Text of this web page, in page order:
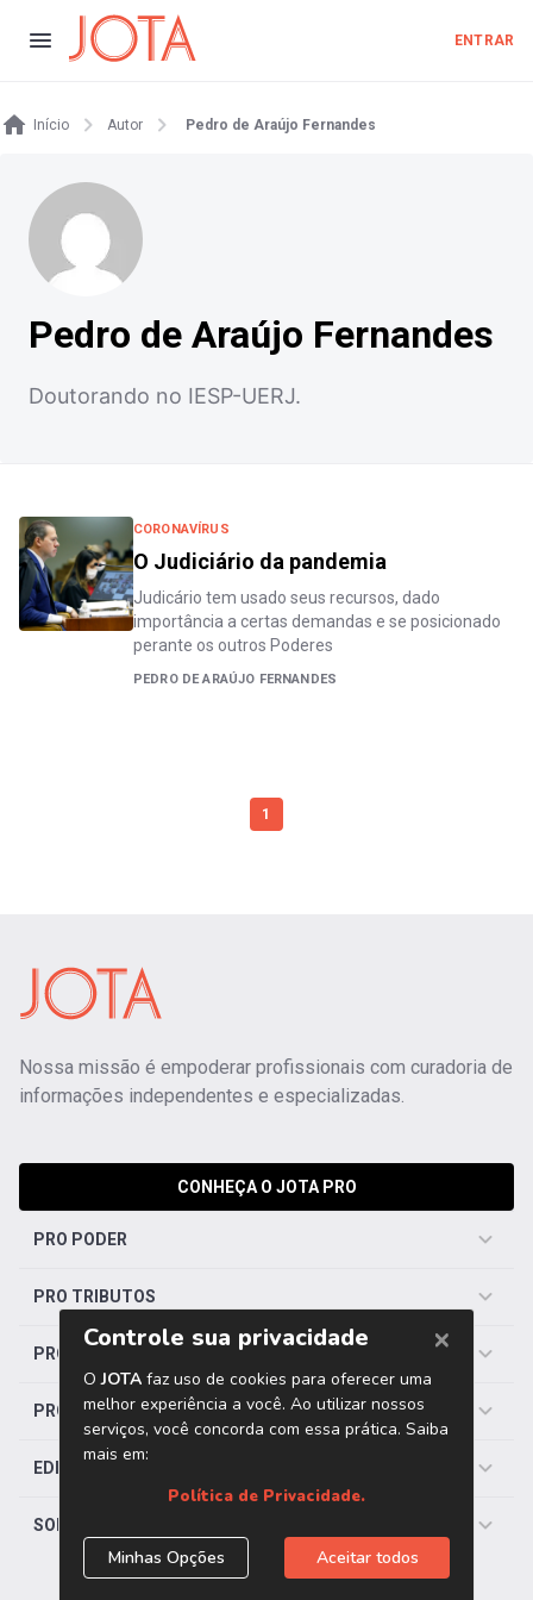
ENTRAR
Início Autor Pedro de Araújo Fernandes
Pedro de Araújo Fernandes
Doutorando no IESP-UERJ.
CORONAVÍRUS
O Judiciário da pandemia
Judicário tem usado seus recursos, dado
importância a certas demandas e se posicionado
perante os outros Poderes
PEDRO DE ARAÚJO FERNANDES
1
Nossa missão é empoderar profissionais com curadoria de
informações independentes e especializadas.
CONHEÇA O JOTA PRO
PRO PODER
PRO TRIBUTOS
PRO TRABALHISTA
PRO SAÚDE
EDITORIAS
SOBRE O JOTA